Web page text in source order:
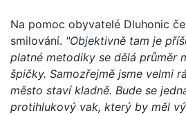
Na pomoc obyvatelé Dluhonic
smilování. "Objektivně tam je
platné metodiky se dělá průměr
špičky. Samozřejmě jsme velmi
město staví kladně. Bude se
protihlukový vak, který by měl